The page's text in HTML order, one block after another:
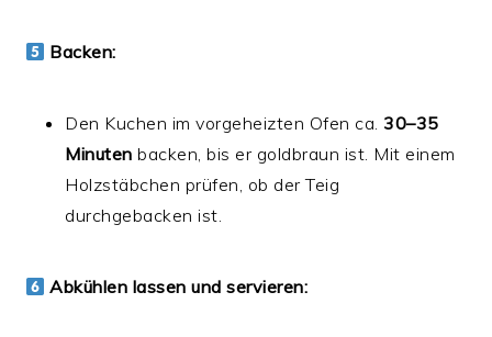
Backen:
Den Kuchen im vorgeheizten Ofen ca. 30–35
Minuten backen, bis er goldbraun ist. Mit einem
Holzstäbchen prüfen, ob der Teig
durchgebacken ist.
Abkühlen lassen und servieren: